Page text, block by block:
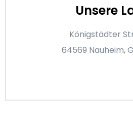
Unsere
Königstädter
64569 Nauheim,